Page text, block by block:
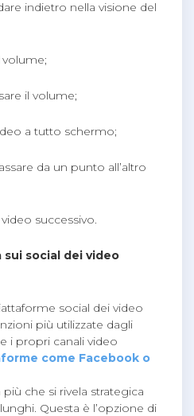
indietro nella visione del
volume;
il volume;
a tutto schermo;
da un punto all’altro
successivo.
social dei video
social dei video
più utilizzate dagli
i propri canali video
come Facebook o
più che si rivela strategica
Questa è l’opzione di